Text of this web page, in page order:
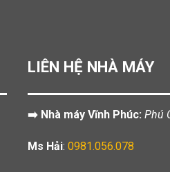
LIÊN HỆ NHÀ MÁY
➡️ Nhà máy Vĩnh Phúc: Phú
Ms Hải: 0981.056.078